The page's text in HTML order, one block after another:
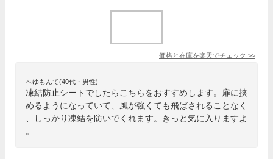
価格と在庫を楽天でチェック >>
へゆもんて(40代・男性)
凍結防止シートでしたらこちらをおすすめします。扉に挟
めるようになっていて、風が強くても飛ばされることなく
、しっかり凍結を防いでくれます。きっと気に入りますよ
。